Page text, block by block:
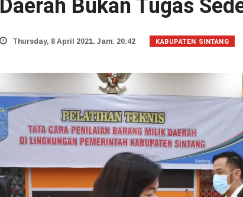
Thursday, 8 April 2021. Jam: 20:42 KABUPATEN SINTANG